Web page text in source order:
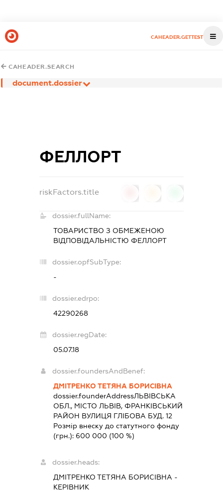
CAHEADER.GETTEST
CAHEADER.SEARCH
document.dossier
ФЕЛЛОРТ
riskFactors.title
dossier.fullName:
ТОВАРИСТВО З ОБМЕЖЕНОЮ
ВІДПОВІДАЛЬНІСТЮ ФЕЛЛОРТ
dossier.opfSubType:
-
dossier.edrpo:
42290268
dossier.regDate:
05.07.18
dossier.foundersAndBenef:
ДМІТРЕНКО ТЕТЯНА БОРИСІВНА
dossier.founderAddressЛЬВІВСЬКА
ОБЛ., МІСТО ЛЬВІВ, ФРАНКІВСЬКИЙ
РАЙОН ВУЛИЦЯ ГЛІБОВА БУД. 12
Розмір внеску до статутного фонду
(грн.): 600 000 (100 %)
dossier.heads:
ДМІТРЕНКО ТЕТЯНА БОРИСІВНА -
КЕРІВНИК